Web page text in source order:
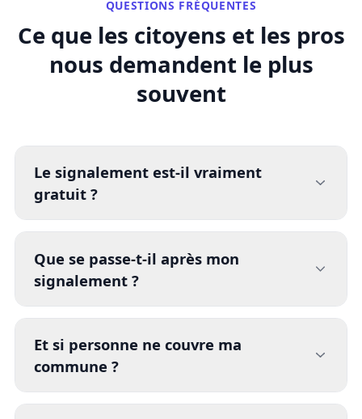
QUESTIONS FRÉQUENTES
Ce que les citoyens et les pros
nous demandent le plus
souvent
Le signalement est-il vraiment
gratuit ?
Que se passe-t-il après mon
signalement ?
Et si personne ne couvre ma
commune ?